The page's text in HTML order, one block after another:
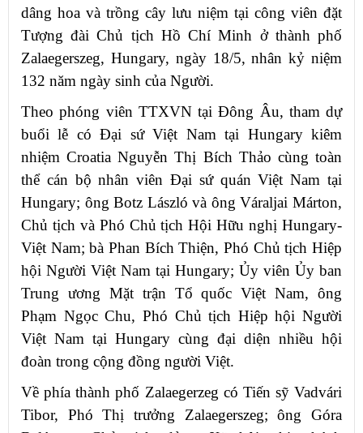
dâng hoa và trồng cây lưu niệm tại công viên đặt
Tượng đài Chủ tịch Hồ Chí Minh ở thành phố
Zalaegerszeg, Hungary, ngày 18/5, nhân kỷ niệm
132 năm ngày sinh của Người.
Theo phóng viên TTXVN tại Đông Âu, tham dự
buổi lễ có Đại sứ Việt Nam tại Hungary kiêm
nhiệm Croatia Nguyễn Thị Bích Thảo cùng toàn
thể cán bộ nhân viên Đại sứ quán Việt Nam tại
Hungary; ông Botz László và ông Váraljai Márton,
Chủ tịch và Phó Chủ tịch Hội Hữu nghị Hungary-
Việt Nam; bà Phan Bích Thiện, Phó Chủ tịch Hiệp
hội Người Việt Nam tại Hungary; Ủy viên Ủy ban
Trung ương Mặt trận Tổ quốc Việt Nam, ông
Phạm Ngọc Chu, Phó Chủ tịch Hiệp hội Người
Việt Nam tại Hungary cùng đại diện nhiều hội
đoàn trong cộng đồng người Việt.
Về phía thành phố Zalaegerzeg có Tiến sỹ Vadvári
Tibor, Phó Thị trưởng Zalaegerszeg; ông Góra